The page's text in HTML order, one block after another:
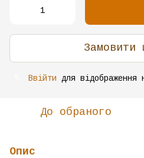
Замовити
Ввійти для відображення
До обраного
Опис